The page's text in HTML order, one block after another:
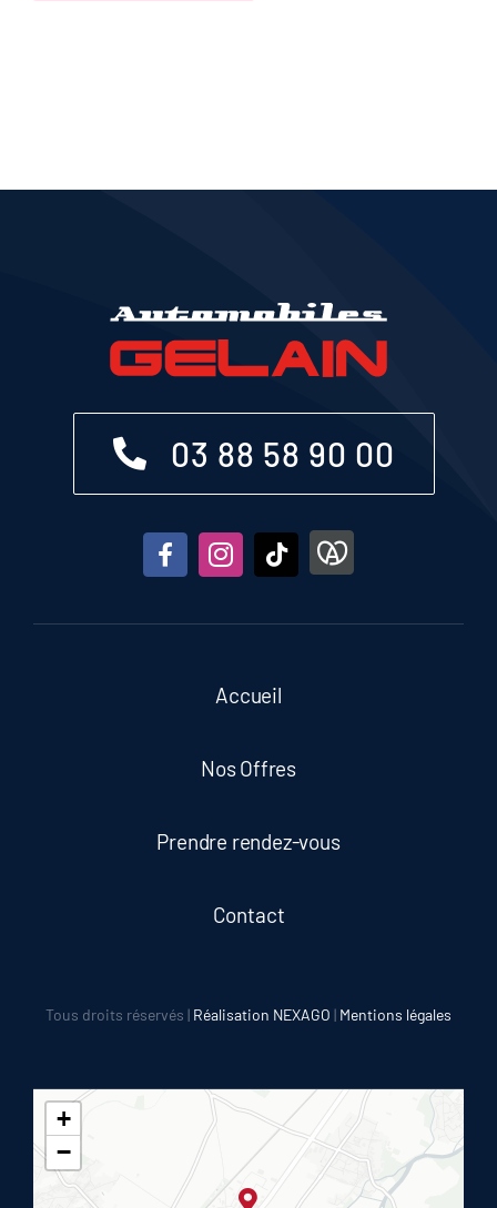
03 88 58 90 00
Accueil
Nos Offres
Prendre rendez-vous
Contact
Tous droits réservés | Réalisation NEXAGO | Mentions légales
+
−